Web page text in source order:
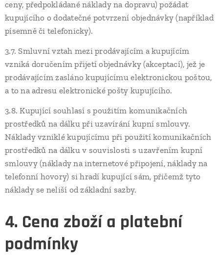
ceny, předpokládané náklady na dopravu) požádat
kupujícího o dodatečné potvrzení objednávky (například
písemně či telefonicky).
3.7. Smluvní vztah mezi prodávajícím a kupujícím
vzniká doručením přijetí objednávky (akceptací), jež je
prodávajícím zasláno kupujícímu elektronickou poštou,
a to na adresu elektronické pošty kupujícího.
3.8. Kupující souhlasí s použitím komunikačních
prostředků na dálku při uzavírání kupní smlouvy.
Náklady vzniklé kupujícímu při použití komunikačních
prostředků na dálku v souvislosti s uzavřením kupní
smlouvy (náklady na internetové připojení, náklady na
telefonní hovory) si hradí kupující sám, přičemž tyto
náklady se neliší od základní sazby.
4. Cena zboží a platební
podmínky